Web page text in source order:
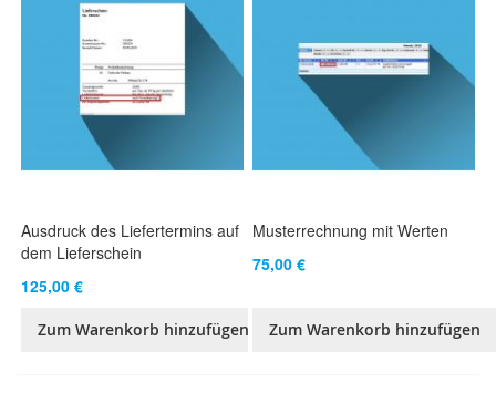
Ausdruck des Liefertermins auf
dem Lieferschein
125,00 €
Zum Warenkorb hinzufügen
Musterrechnung mit Werten
75,00 €
Zum Warenkorb hinzufügen